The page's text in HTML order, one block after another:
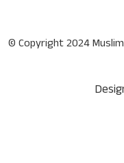
© Copyright 2024